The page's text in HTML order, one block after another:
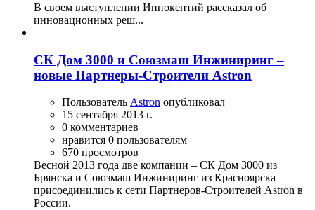
В своем выступлении Иннокентий рассказал об
инновационных реш...
СК Дом 3000 и Союзмаш Инжиниринг –
новые Партнеры-Строители Astron
Пользователь Astron опубликовал
15 сентября 2013 г.
0 комментариев
нравится 0 пользователям
670 просмотров
Весной 2013 года две компании – СК Дом 3000 из
Брянска и Союзмаш Инжиниринг из Красноярска
присоединились к сети Партнеров-Строителей Astron в
России.